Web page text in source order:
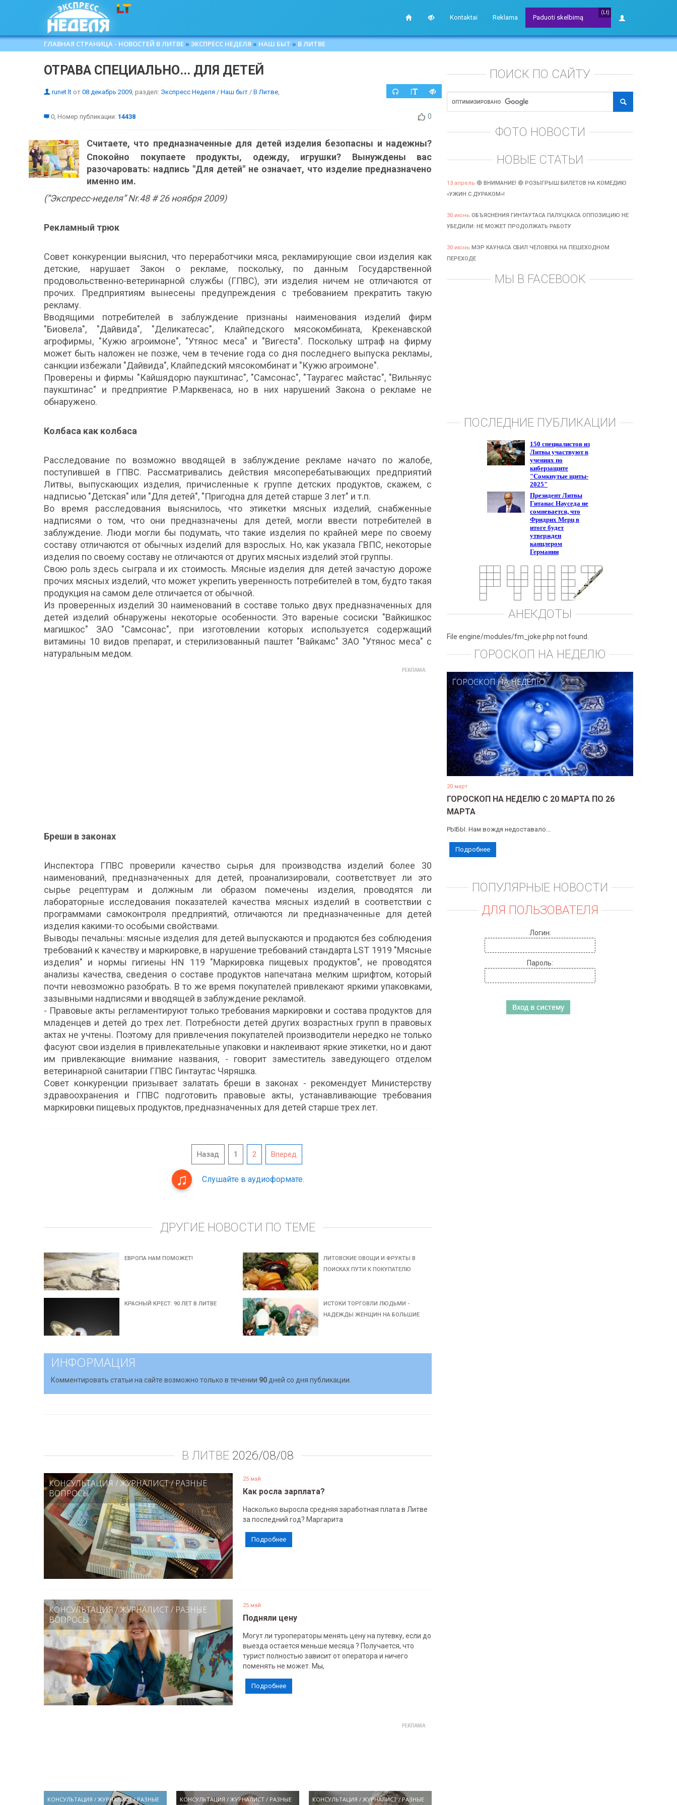
Kontaktai Reklama
(Lt)
Paduoti skelbimą
ГЛАВНАЯ СТРАНИЦА - НОВОСТЕЙ В ЛИТВЕ » ЭКСПРЕСС НЕДЕЛЯ » НАШ БЫТ » В ЛИТВЕ
ОТРАВА СПЕЦИАЛЬНО... ДЛЯ ДЕТЕЙ
runet.lt от 08 декабрь 2009, раздел: Экспресс Неделя / Наш быт / В Литве,
0, Номер публикации: 14438 0
Считаете, что предназначенные для детей изделия безопасны и надежны?
Спокойно покупаете продукты, одежду, игрушки? Вынуждены вас
разочаровать: надпись "Для детей" не означает, что изделие предназначено
именно им.
(”Экспресс-неделя” Nr.48 # 26 ноября 2009)
Рекламный трюк
Совет конкуренции выяснил, что переработчики мяса, рекламирующие свои изделия как
детские, нарушает Закон о рекламе, поскольку, по данным Государственной
продовольственно-ветеринарной службы (ГПВС), эти изделия ничем не отличаются от
прочих. Предприятиям вынесены предупреждения с требованием прекратить такую
рекламу.
Вводящими потребителей в заблуждение признаны наименования изделий фирм
"Биовела", "Дайвида", "Деликатесас", Клайпедского мясокомбината, Крекенавской
агрофирмы, "Кужю агроимоне", "Утянос меса" и "Вигеста". Поскольку штраф на фирму
может быть наложен не позже, чем в течение года со дня последнего выпуска рекламы,
санкции избежали "Дайвида", Клайпедский мясокомбинат и "Кужю агроимоне".
Проверены и фирмы "Кайшядорю паукштинас", "Самсонас", "Таурагес майстас", "Вильняус
паукштинас" и предприятие Р.Марквенаса, но в них нарушений Закона о рекламе не
обнаружено.
Колбаса как колбаса
Расследование по возможно вводящей в заблуждение рекламе начато по жалобе,
поступившей в ГПВС. Рассматривались действия мясоперебатывающих предприятий
Литвы, выпускающих изделия, причисленные к группе детских продуктов, скажем, с
надписью "Детская" или "Для детей", "Пригодна для детей старше 3 лет" и т.п.
Во время расследования выяснилось, что этикетки мясных изделий, снабженные
надписями о том, что они предназначены для детей, могли ввести потребителей в
заблуждение. Люди могли бы подумать, что такие изделия по крайней мере по своему
составу отличаются от обычных изделий для взрослых. Но, как указала ГВПС, некоторые
изделия по своему составу не отличаются от других мясных изделий этой группы.
Свою роль здесь сыграла и их стоимость. Мясные изделия для детей зачастую дороже
прочих мясных изделий, что может укрепить уверенность потребителей в том, будто такая
продукция на самом деле отличается от обычной.
Из проверенных изделий 30 наименований в составе только двух предназначенных для
детей изделий обнаружены некоторые особенности. Это вареные сосиски "Вайкишкос
магишкос" ЗАО "Самсонас", при изготовлении которых используется содержащий
витамины 10 видов препарат, и стерилизованный паштет "Вайкамс" ЗАО "Утянос меса" с
натуральным медом.
Бреши в законах
Инспектора ГПВС проверили качество сырья для производства изделий более 30
наименований, предназначенных для детей, проанализировали, соответствует ли это
сырье рецептурам и должным ли образом помечены изделия, проводятся ли
лабораторные исследования показателей качества мясных изделий в соответствии с
программами самоконтроля предприятий, отличаются ли предназначенные для детей
изделия какими-то особыми свойствами.
Выводы печальны: мясные изделия для детей выпускаются и продаются без соблюдения
требований к качеству и маркировке, в нарушение требований стандарта LST 1919 "Мясные
изделия" и нормы гигиены HN 119 "Маркировка пищевых продуктов", не проводятся
анализы качества, сведения о составе продуктов напечатана мелким шрифтом, который
почти невозможно разобрать. В то же время покупателей привлекают яркими упаковками,
зазывными надписями и вводящей в заблуждение рекламой.
- Правовые акты регламентируют только требования маркировки и состава продуктов для
младенцев и детей до трех лет. Потребности детей других возрастных групп в правовых
актах не учтены. Поэтому для привлечения покупателей производители нередко не только
фасуют свои изделия в привлекательные упаковки и наклеивают яркие этикетки, но и дают
им привлекающие внимание названия, - говорит заместитель заведующего отделом
ветеринарной санитарии ГПВС Гинтаутас Чяряшка.
Совет конкуренции призывает залатать бреши в законах - рекомендует Министерству
здравоохранения и ГПВС подготовить правовые акты, устанавливающие требования
маркировки пищевых продуктов, предназначенных для детей старше трех лет.
Назад 1 2 Вперед
Слушайте в аудиоформате.
ДРУГИЕ НОВОСТИ ПО ТЕМЕ
ЕВРОПА НАМ ПОМОЖЕТ!
ЛИТОВСКИЕ ОВОЩИ И ФРУКТЫ В
ПОИСКАХ ПУТИ К ПОКУПАТЕЛЮ
КРАСНЫЙ КРЕСТ: 90 ЛЕТ В ЛИТВЕ
ИСТОКИ ТОРГОВЛИ ЛЮДЬМИ -
НАДЕЖДЫ ЖЕНЩИН НА БОЛЬШИЕ
ИНФОРМАЦИЯ
Комментировать статьи на сайте возможно только в течении 90 дней со дня публикации.
В ЛИТВЕ 2026/08/08
КОНСУЛЬТАЦИЯ /ЖУРНАЛИСТ/РАЗНЫЕ
ВОПРОСЫ
25 май
Как росла зарплата?
Насколько выросла средняя заработная плата в Литве
за последний год? Маргарита
Подробнее
КОНСУЛЬТАЦИЯ/ЖУРНАЛИСТ/ РАЗНЫЕ
ВОПРОСЫ
25 май
Подняли цену
Могут ли туроператоры менять цену на путевку, если до
выезда остается меньше месяца ? Получается, что
турист полностью зависит от оператора и ничего
поменять не может. Мы,
Подробнее
КОНСУЛЬТАЦИЯ / ЖУРНАЛИСТ/РАЗНЫЕ КОНСУЛЬТАЦИЯ /ЖУРНАЛИСТ / РАЗНЫЕ КОНСУЛЬТАЦИЯ /ЖУРНАЛИСТ/ РАЗНЫЕ
ПОИСК ПО САЙТУ
ФОТО НОВОСТИ
НОВЫЕ СТАТЬИ
13 апрель 🔴 ВНИМАНИЕ! 🔴 РОЗЫГРЫШ БИЛЕТОВ НА КОМЕДИЮ
«УЖИН С ДУРАКОМ»!
30 июнь ОБЪЯСНЕНИЯ ГИНТАУТАСА ПАЛУЦКАСА ОППОЗИЦИЮ НЕ
УБЕДИЛИ: НЕ МОЖЕТ ПРОДОЛЖАТЬ РАБОТУ
30 июнь МЭР КАУНАСА СБИЛ ЧЕЛОВЕКА НА ПЕШЕХОДНОМ
ПЕРЕХОДЕ
МЫ В FACEBOOK
ПОСЛЕДНИЕ ПУБЛИКАЦИИ
АНЕКДОТЫ
File engine/modules/fm_joke.php not found.
ГОРОСКОП НА НЕДЕЛЮ
ГОРОСКОП НА НЕДЕЛЮ
20 март
ГОРОСКОП НА НЕДЕЛЮ С 20 МАРТА ПО 26
МАРТА
РЫБЫ. Нам вождя недоставало...
Подробнее
ПОПУЛЯРНЫЕ НОВОСТИ
ДЛЯ ПОЛЬЗОВАТЕЛЯ
Логин:
Пароль: